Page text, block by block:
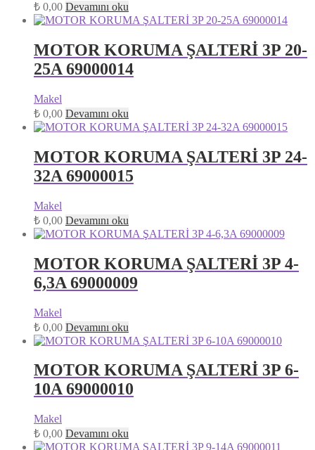
₺ 0,00 Devamını oku
MOTOR KORUMA ŞALTERİ 3P 20-
25A 69000014
Makel
₺ 0,00 Devamını oku
MOTOR KORUMA ŞALTERİ 3P 24-
32A 69000015
Makel
₺ 0,00 Devamını oku
MOTOR KORUMA ŞALTERİ 3P 4-
6,3A 69000009
Makel
₺ 0,00 Devamını oku
MOTOR KORUMA ŞALTERİ 3P 6-
10A 69000010
Makel
₺ 0,00 Devamını oku